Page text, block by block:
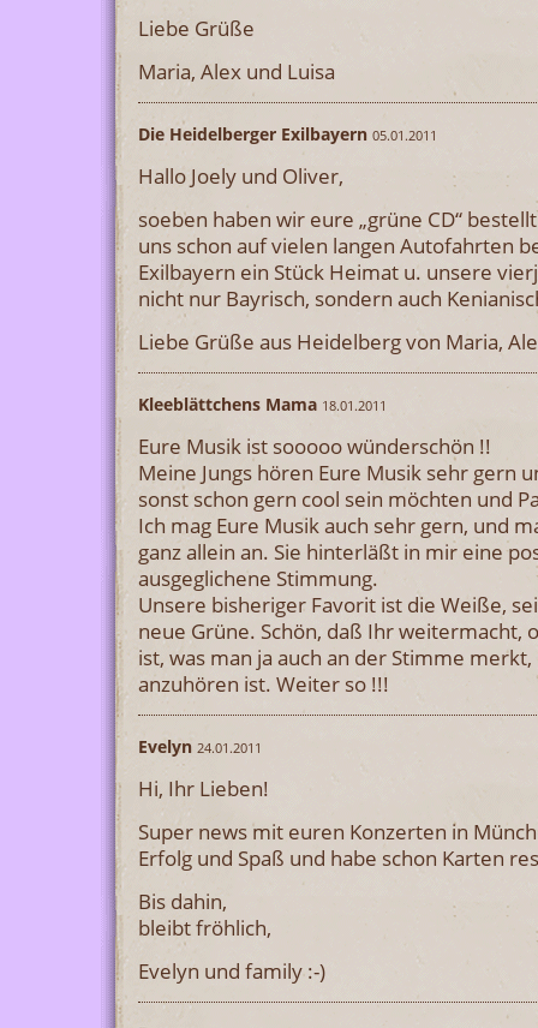
Liebe Grüße
Maria, Alex und Luisa
Die Heidelberger Exilbayern 05.01.2011
Hallo Joely und Oliver,
soeben haben wir eure „grüne CD“
uns schon auf vielen langen Autofahrten
Exilbayern ein Stück Heimat u. unsere
nicht nur Bayrisch, sondern auch
Liebe Grüße aus Heidelberg von Maria,
Kleeblättchens Mama 18.01.2011
Eure Musik ist sooooo wünderschön !!
Meine Jungs hören Eure Musik sehr gern
sonst schon gern cool sein möchten und
Ich mag Eure Musik auch sehr gern, und
ganz allein an. Sie hinterläßt in mir eine
ausgeglichene Stimmung.
Unsere bisheriger Favorit ist die Weiße,
neue Grüne. Schön, daß Ihr weitermacht,
ist, was man ja auch an der Stimme
anzuhören ist. Weiter so !!!
Evelyn 24.01.2011
Hi, Ihr Lieben!
Super news mit euren Konzerten in
Erfolg und Spaß und habe schon Karten
Bis dahin,
bleibt fröhlich,
Evelyn und family :-)